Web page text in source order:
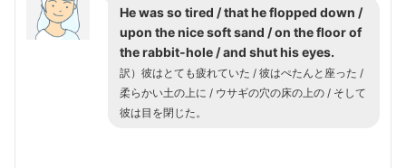
He was so tired / that he flopped down /
upon the nice soft sand / on the floor of
the rabbit-hole / and shut his eyes.
訳） 彼はとても疲れていた / 彼はぺたんと座った /
柔らかい土の上に / ウサギの穴の床の上の / そして
彼は目を閉じた。